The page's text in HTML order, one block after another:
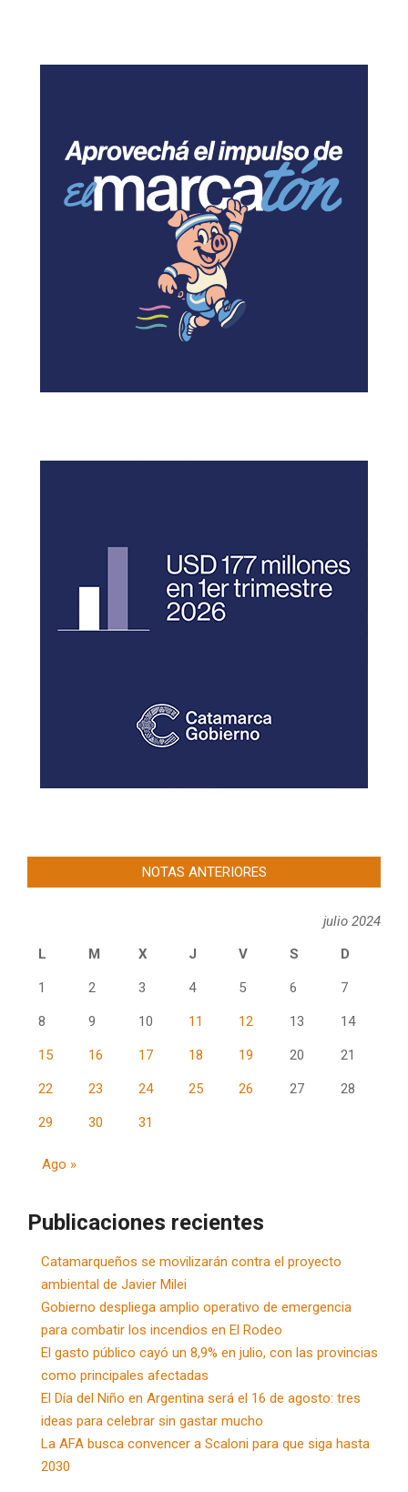
NOTAS ANTERIORES
julio 2024
L
M X J V S D
1 2 3 4 5 6 7
8 9 10 11 12 13 14
15 16 17 18 19 20 21
22 23 24 25 26 27 28
29 30 31
Ago »
Publicaciones recientes
Catamarqueños se movilizarán contra el proyecto
ambiental de Javier Milei
Gobierno despliega amplio operativo de emergencia
para combatir los incendios en El Rodeo
El gasto público cayó un 8,9% en julio, con las provincias
como principales afectadas
El Día del Niño en Argentina será el 16 de agosto: tres
ideas para celebrar sin gastar mucho
La AFA busca convencer a Scaloni para que siga hasta
2030